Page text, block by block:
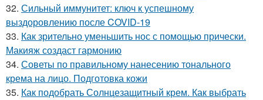
32. Сильный иммунитет: ключ к успешному
выздоровлению после COVID-19
33. Как зрительно уменьшить нос с помощью прически.
Макияж создаст гармонию
34. Советы по правильному нанесению тонального
крема на лицо. Подготовка кожи
35. Как подобрать Солнцезащитный крем. Как выбрать